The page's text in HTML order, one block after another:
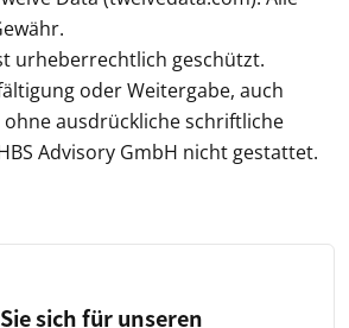
urheberrechtlich geschützt.
oder Weitergabe, auch
ohne ausdrückliche schriftliche
Advisory GmbH nicht gestattet.
sich für unseren